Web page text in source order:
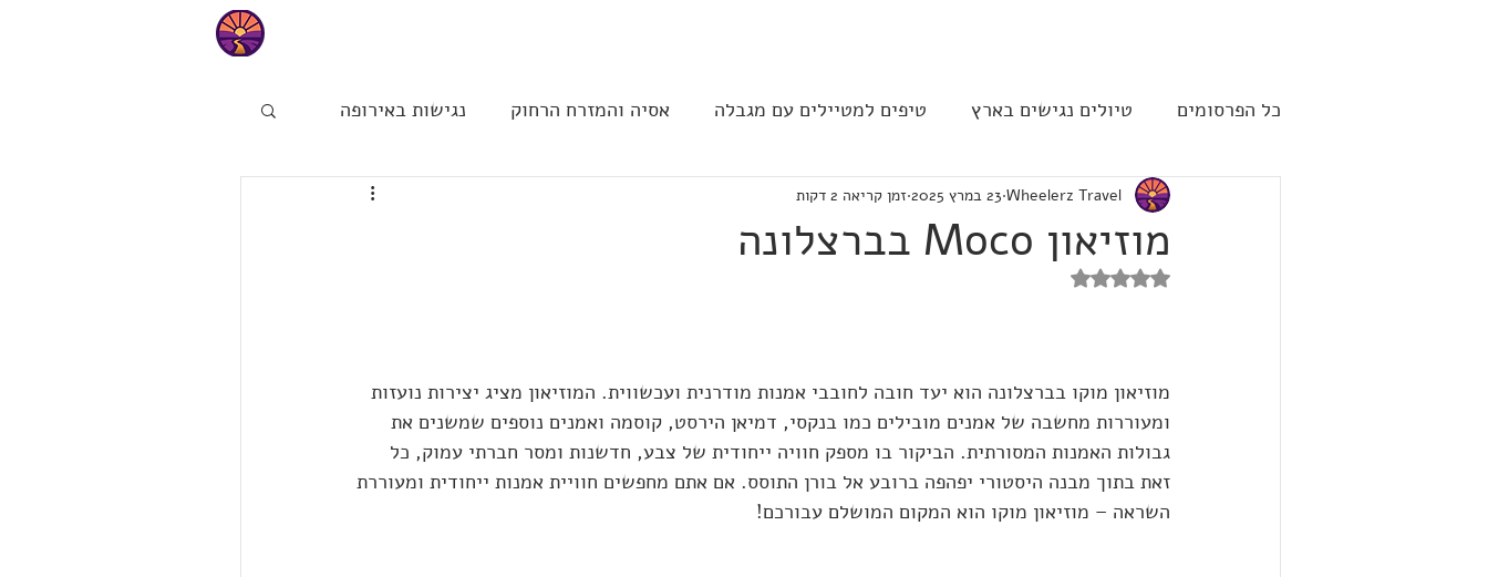
כל הפרסומים טיולים נגישים בארץ טיפים למטיילים עם מגבלה אסיה והמזרח הרחוק נגישות באירופה
שייט תענוגות - קרוז ארה"ב וצפון אמריקה נגישות בבתי מלון הפינה של מיכל
מוזיאון Moco בברצלונה
Wheelerz Travel 23 במרץ 2025 זמן קריאה 2 דקות
דירוג של NaN מתוך 5 כוכבים
מוזיאון מוקו בברצלונה הוא יעד חובה לחובבי אמנות מודרנית ועכשווית. המוזיאון מציג יצירות נועזות
ומעוררות מחשבה של אמנים מובילים כמו בנקסי, דמיאן הירסט, קוסמה ואמנים נוספים שמשנים את
גבולות האמנות המסורתית. הביקור בו מספק חוויה ייחודית של צבע, חדשנות ומסר חברתי עמוק, כל
זאת בתוך מבנה היסטורי יפהפה ברובע אל בורן התוסס. אם אתם מחפשים חוויית אמנות ייחודית ומעוררת
השראה – מוזיאון מוקו הוא המקום המושלם עבורכם!